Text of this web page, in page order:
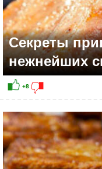
Секреты
нежнейших